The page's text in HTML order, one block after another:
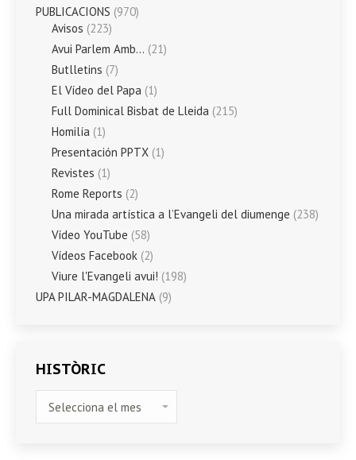
PUBLICACIONS (970)
Avisos (223)
Avui Parlem Amb… (21)
Butlletins (7)
El Vídeo del Papa (1)
Full Dominical Bisbat de Lleida (215)
Homilía (1)
Presentación PPTX (1)
Revistes (1)
Rome Reports (2)
Una mirada artística a l’Evangeli del diumenge (238)
Vídeo YouTube (58)
Vídeos Facebook (2)
Viure l'Evangeli avui! (198)
UPA PILAR-MAGDALENA (9)
HISTÒRIC